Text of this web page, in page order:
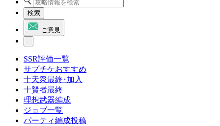
検索
ご意見
SSR評価一覧
サプチケおすすめ
十天衆最終･加入
十賢者最終
理想武器編成
ジョブ一覧
パーティ編成投稿